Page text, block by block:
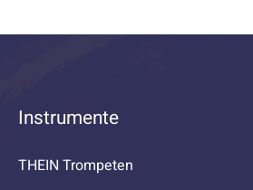
Instrumente
THEIN Trompeten